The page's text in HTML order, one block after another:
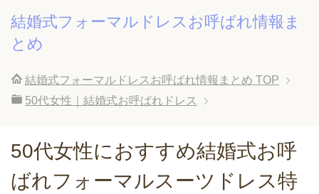
結婚式フォーマルドレスお呼ばれ情報ま
とめ
結婚式フォーマルドレスお呼ばれ情報まとめ TOP
50代女性｜結婚式お呼ばれドレス
50代女性におすすめ結婚式お呼
ばれフォーマルスーツドレス特